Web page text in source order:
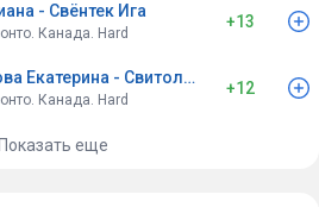
, такого карт бланша от китов
three , более вряд-ли предвидится,
- Свёнтек Ига
Канада. Hard
+13
Александрова Екатерина - Свитолина Элина
Канада. Hard
+12
Показать еще